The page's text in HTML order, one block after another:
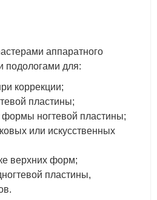
аппаратного
подологами для:
коррекции;
пластины;
ногтевой пластины;
или искусственных
верхних форм;
пластины,